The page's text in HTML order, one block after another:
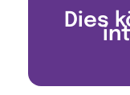
Dies